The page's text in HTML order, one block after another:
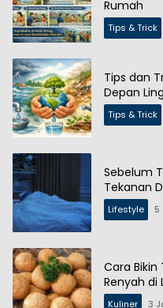
Rumah
Tips & Trick
Tips dan
Depan
Tips & Trick
Sebelum
Tekanan
Lifestyle 5
Cara Bikin
Renyah di
Kuliner 3